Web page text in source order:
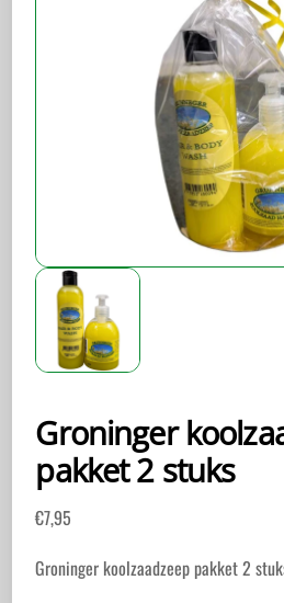
Groninger
pakket 2 stuks
€7,95
Groninger koolzaadzeep pakket 2